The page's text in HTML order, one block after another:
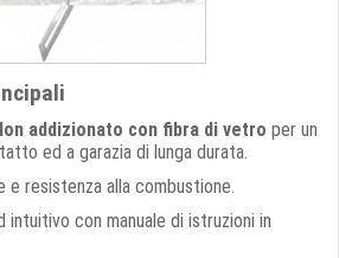
addizionato con fibra di vetro per un
ed a garazia di lunga durata.
e resistenza alla combustione.
intuitivo con manuale di istruzioni in